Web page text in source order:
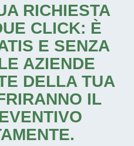
RICHIESTA
CLICK: È
E SENZA
AZIENDE
DELLA TUA
IL